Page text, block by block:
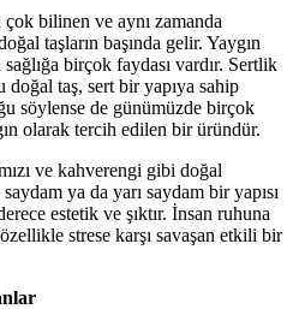
bilinen ve aynı zamanda
taşların başında gelir. Yaygın
birçok faydası vardır. Sertlik
doğal taş, sert bir yapıya sahip
söylense de günümüzde birçok
olarak tercih edilen bir üründür.
ve kahverengi gibi doğal
ya da yarı saydam bir yapısı
estetik ve şıktır. İnsan ruhuna
strese karşı savaşan etkili bir